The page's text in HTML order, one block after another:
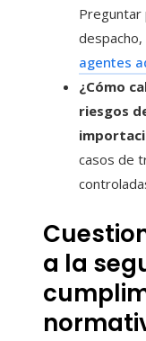
agentes
¿Cómo
riesgos
casos de
a la